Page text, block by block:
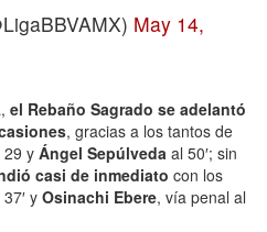
May 14,
el Rebaño Sagrado se adelantó
, gracias a los tantos de
29 yÁngel Sepúlveda al 50′; sin
casi de inmediato con los
y Osinachi Ebere, vía penal al